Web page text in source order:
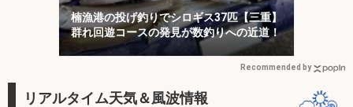
楠漁港の投げ釣りでシロギス37匹【三重】
群れ回遊コースの発見が数釣りへの近道！
Recommended by
リアルタイム天気＆風波情報